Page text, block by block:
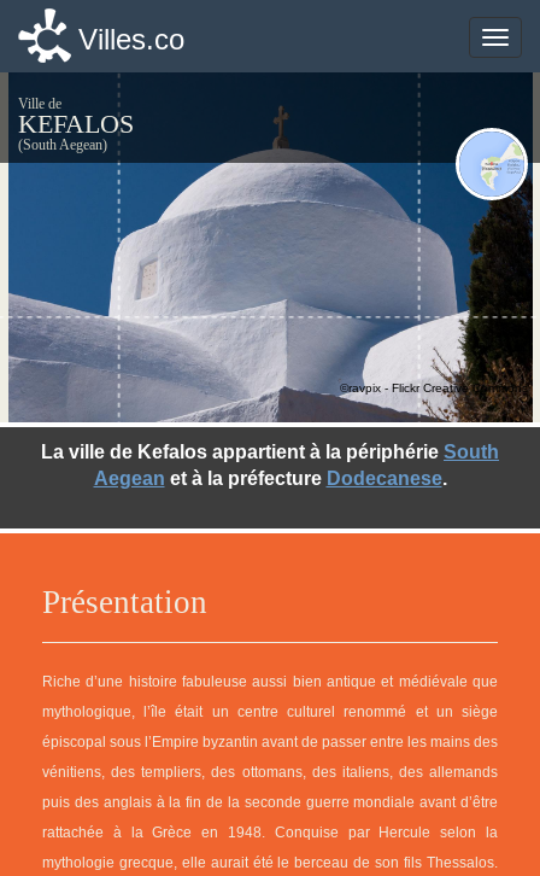
Toggle
Villes.co
Ville de
KEFALOS
(South Aegean)
Présentation
Riche d’une histoire fabuleuse aussi bien antique et médiévale que
mythologique, l’île était un centre culturel renommé et un siège
épiscopal sous l’Empire byzantin avant de passer entre les mains des
vénitiens, des templiers, des ottomans, des italiens, des allemands
puis des anglais à la fin de la seconde guerre mondiale avant d’être
rattachée à la Grèce en 1948. Conquise par Hercule selon la
mythologie grecque, elle aurait été le berceau de son fils Thessalos.
La ville de Kefalos appartient à la périphérie South
Aegean et à la préfecture Dodecanese.
©ravpix - Flickr Creative Commons
Toggle
Villes.co